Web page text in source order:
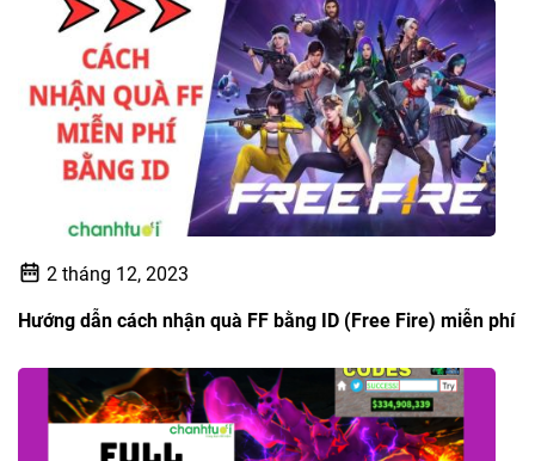
2 tháng 12, 2023
Hướng dẫn cách nhận quà FF bằng ID (Free Fire) miễn phí